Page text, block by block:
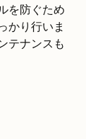
を防ぐため
かり行いま
テナンスも